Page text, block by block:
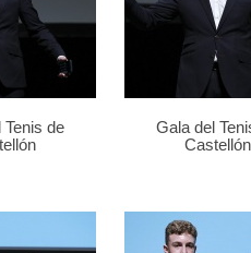
Tenis de
Gala del
Castellón